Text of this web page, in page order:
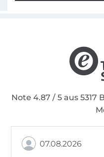
Note 4.87 / 5 aus
07.08.2026